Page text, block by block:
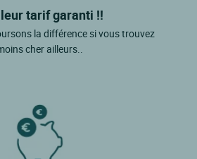
tarif garanti !!
la différence si vous trouvez
cher ailleurs..